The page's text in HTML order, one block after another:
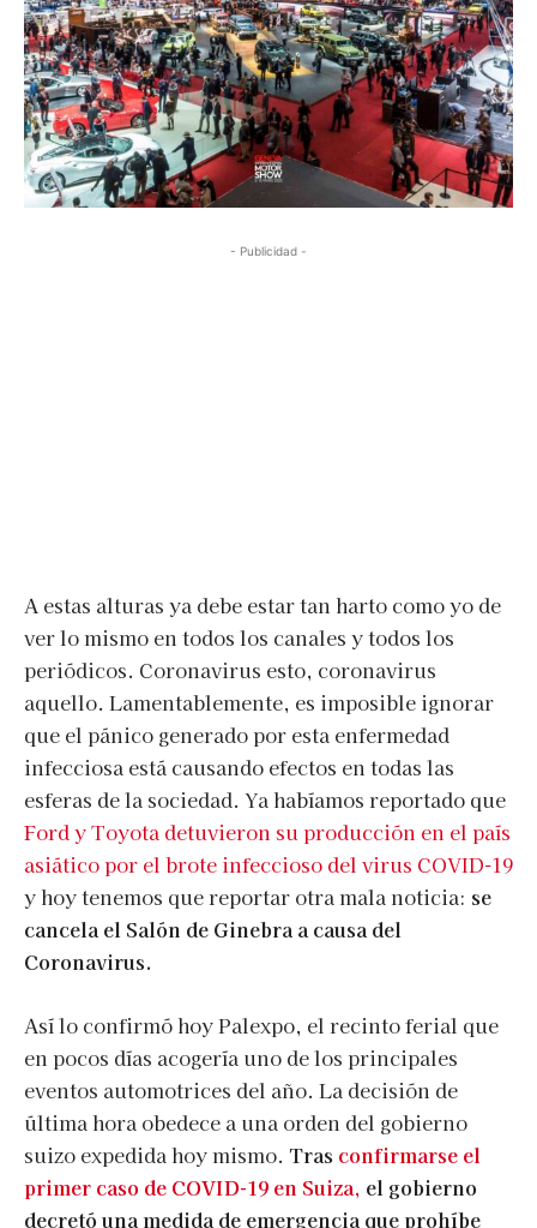
- Publicidad -
A estas alturas ya debe estar tan harto como yo de
ver lo mismo en todos los canales y todos los
periódicos. Coronavirus esto, coronavirus
aquello. Lamentablemente, es imposible ignorar
que el pánico generado por esta enfermedad
infecciosa está causando efectos en todas las
esferas de la sociedad. Ya habíamos reportado que
Ford y Toyota detuvieron su producción en el país
asiático por el brote infeccioso del virus COVID-19
y hoy tenemos que reportar otra mala noticia: se
cancela el Salón de Ginebra a causa del
Coronavirus.
Así lo confirmó hoy Palexpo, el recinto ferial que
en pocos días acogería uno de los principales
eventos automotrices del año. La decisión de
última hora obedece a una orden del gobierno
suizo expedida hoy mismo. Tras confirmarse el
primer caso de COVID-19 en Suiza, el gobierno
decretó una medida de emergencia que prohíbe